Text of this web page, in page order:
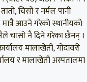
चिसो र नर्मल पानी
आउने गरेको स्थानीयको
चासो नै दिने गरेका छैनन् ।
मालाखेती, गोदावरी
र मालाखेती अस्पतालमा